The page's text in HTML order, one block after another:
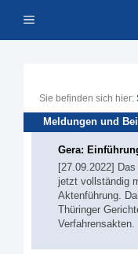
Inhalt Menü
Sie befinden sich hier:
Meldungen und
Gera:
[27.09.2022]
jetzt vollständig
Aktenführung.
Thüringer
Verfahrensakten.